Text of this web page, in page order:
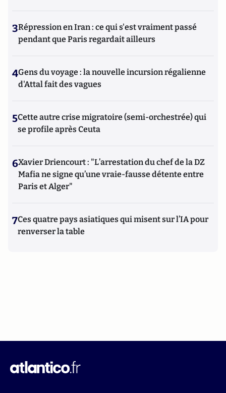
3Répression en Iran : ce qui s'est vraiment passé
pendant que Paris regardait ailleurs
4Gens du voyage : la nouvelle incursion régalienne
d'Attal fait des vagues
5Cette autre crise migratoire (semi-orchestrée) qui
se profile après Ceuta
6Xavier Driencourt : "L’arrestation du chef de la DZ
Mafia ne signe qu’une vraie-fausse détente entre
Paris et Alger"
7Ces quatre pays asiatiques qui misent sur l’IA pour
renverser la table